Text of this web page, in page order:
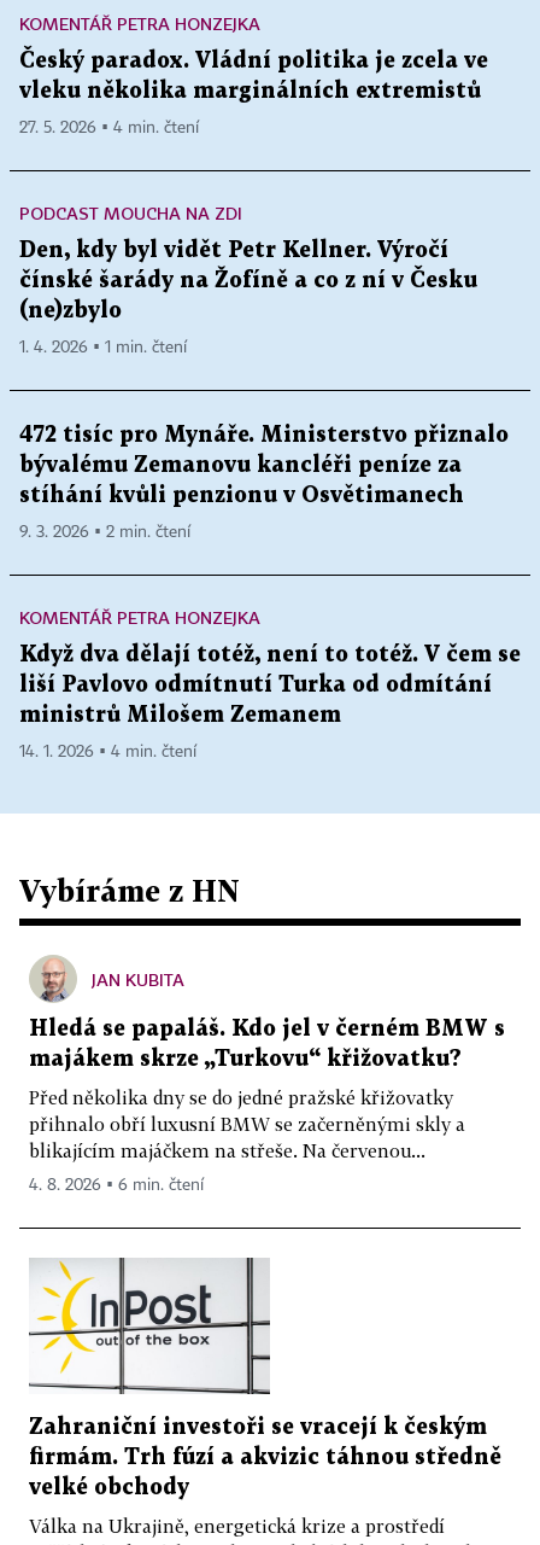
KOMENTÁŘ PETRA HONZEJKA
Český paradox. Vládní politika je zcela ve
vleku několika marginálních extremistů
27. 5. 2026 ▪ 4 min. čtení
PODCAST MOUCHA NA ZDI
Den, kdy byl vidět Petr Kellner. Výročí
čínské šarády na Žofíně a co z ní v Česku
(ne)zbylo
1. 4. 2026 ▪ 1 min. čtení
472 tisíc pro Mynáře. Ministerstvo přiznalo
bývalému Zemanovu kancléři peníze za
stíhání kvůli penzionu v Osvětimanech
9. 3. 2026 ▪ 2 min. čtení
KOMENTÁŘ PETRA HONZEJKA
Když dva dělají totéž, není to totéž. V čem se
liší Pavlovo odmítnutí Turka od odmítání
ministrů Milošem Zemanem
14. 1. 2026 ▪ 4 min. čtení
Vybíráme z HN
JAN KUBITA
Hledá se papaláš. Kdo jel v černém BMW s
majákem skrze „Turkovu“ křižovatku?
Před několika dny se do jedné pražské křižovatky
přihnalo obří luxusní BMW se začerněnými skly a
blikajícím majáčkem na střeše. Na červenou...
4. 8. 2026 ▪ 6 min. čtení
Zahraniční investoři se vracejí k českým
firmám. Trh fúzí a akvizic táhnou středně
velké obchody
Válka na Ukrajině, energetická krize a prostředí